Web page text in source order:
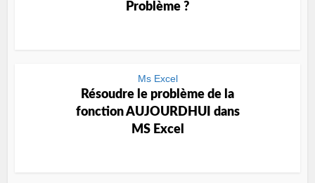
Problème ?
Ms Excel
Résoudre le problème de la
fonction AUJOURDHUI dans
MS Excel